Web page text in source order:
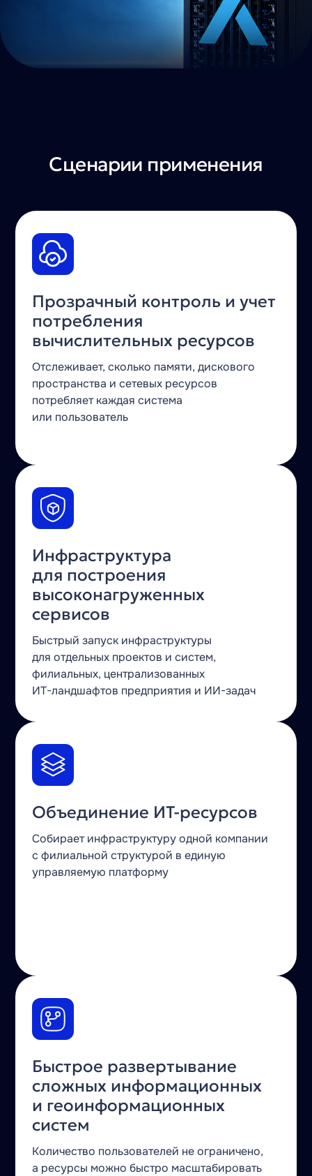
Сценарии применения
Прозрачный контроль и учет
потребления
вычислительных ресурсов
Отслеживает, сколько памяти, дискового
пространства и сетевых ресурсов
потребляет каждая система
или пользователь
Инфраструктура
для построения
высоконагруженных
сервисов
Быстрый запуск инфраструктуры
для отдельных проектов и систем,
филиальных, централизованных
ИТ-ландшафтов предприятия и ИИ-задач
Объединение ИТ-ресурсов
Собирает инфраструктуру одной компании
с филиальной структурой в единую
управляемую платформу
Быстрое развертывание
сложных информационных
и геоинформационных
систем
Количество пользователей не ограничено,
а ресурсы можно быстро масштабировать